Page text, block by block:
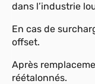
dans l’industrie
En cas de
offset.
Après
réétalonnés.